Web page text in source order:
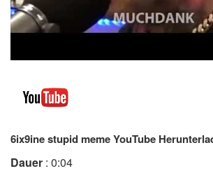
6ix9ine stupid meme YouTube
Dauer : 0:04